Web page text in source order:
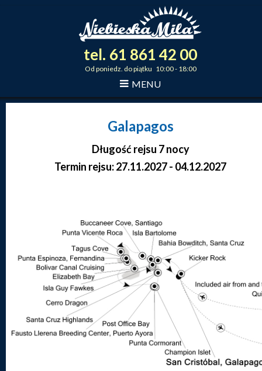
tel. 61 861 42 00
Od poniedz. do piątku 10:00 - 18:00
MENU
Galapagos
Długość rejsu 7 nocy
Termin rejsu: 27.11.2027 - 04.12.2027